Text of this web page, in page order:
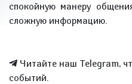
спокойную манеру
сложную информацию.
Читайте наш Telegram,
событий.